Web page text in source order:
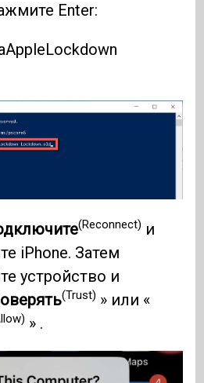
Enter:
(Reconnect) и
iPhone. Затем
устройство и
(Trust) » или «
» .